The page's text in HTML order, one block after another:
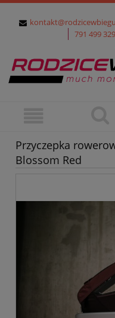
791 499
Przyczepka
Blossom Red